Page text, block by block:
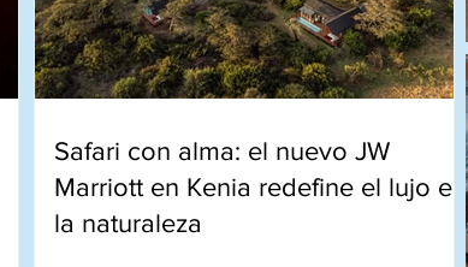
Safari con alma: el nuevo JW
Marriott en Kenia redefine el lujo en
la naturaleza